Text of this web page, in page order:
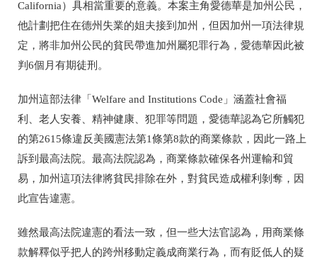
California）具相當重要的意義。本案主角愛德華是加州公民，
他計劃把住在德州失業的姐夫接到加州，但因加州一項法律規
定，將非加州公民的貧民帶進加州屬犯罪行為，愛德華因此被
判6個月有期徒刑。
加州這部法律「Welfare and Institutions Code」涵蓋社會福
利、老人安養、精神健康、犯罪等問題，愛德華認為它所觸犯
的第2615條違反美國憲法第1條第8款的商業條款，因此一路上
訴到最高法院。最高法院認為，商業條款確保各州運輸和貿
易，加州這項法律將貧民排除在外，對貧民造成權利剝奪，因
此宣告違憲。
雖然最高法院違憲的看法一致，但一些大法官認為，用商業條
款解釋似乎把人的跨州移動定義成商業行為，而有貶低人的疑